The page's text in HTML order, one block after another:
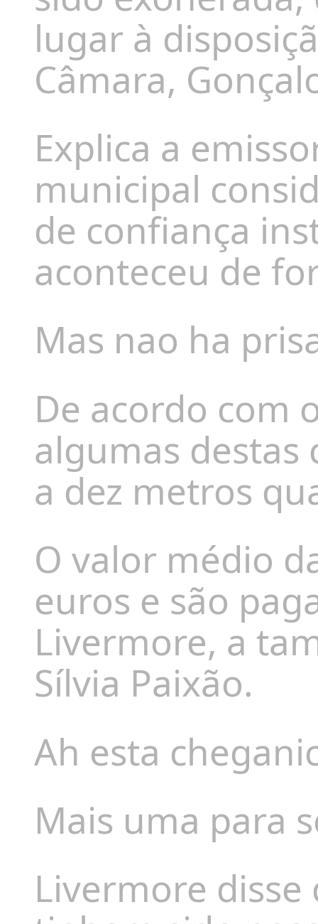
lugar à
Câmara,
Explica a
municipal
de confiança
aconteceu de
Mas nao ha
De acordo com
algumas destas
a dez metros
O valor médio
euros e são
Livermore, a
Sílvia Paixão.
Ah esta
Mais uma para
Livermore